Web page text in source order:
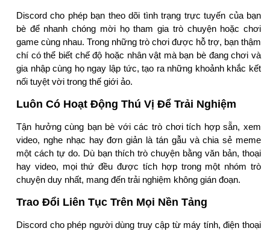
Discord cho phép bạn theo dõi tình trạng trực tuyến của bạn
bè để nhanh chóng mời họ tham gia trò chuyện hoặc chơi
game cùng nhau. Trong những trò chơi được hỗ trợ, bạn thậm
chí có thể biết chế độ hoặc nhân vật mà bạn bè đang chơi và
gia nhập cùng họ ngay lập tức, tạo ra những khoảnh khắc kết
nối tuyệt vời trong thế giới ảo.
Luôn Có Hoạt Động Thú Vị Để Trải Nghiệm
Tận hưởng cùng bạn bè với các trò chơi tích hợp sẵn, xem
video, nghe nhạc hay đơn giản là tán gẫu và chia sẻ meme
một cách tự do. Dù bạn thích trò chuyện bằng văn bản, thoại
hay video, mọi thứ đều được tích hợp trong một nhóm trò
chuyện duy nhất, mang đến trải nghiệm không gián đoạn.
Trao Đổi Liên Tục Trên Mọi Nền Tảng
Discord cho phép người dùng truy cập từ máy tính, điện thoại